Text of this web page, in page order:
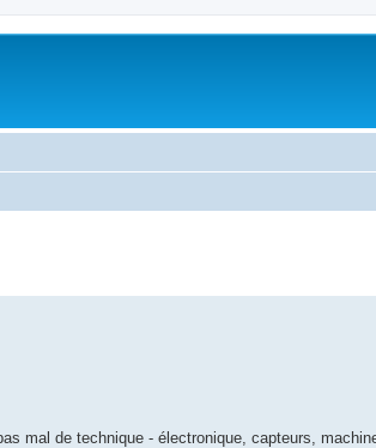
mal de technique - électronique, capteurs,